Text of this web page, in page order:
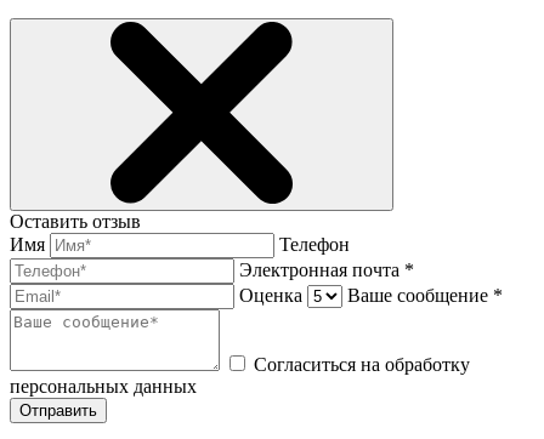
Оставить отзыв
Имя
Телефон
Электронная почта *
Оценка
Ваше сообщение *
Согласиться на обработку
персональных данных
Отправить